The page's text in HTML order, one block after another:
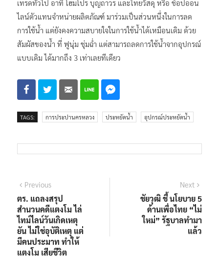
เทรดทั่วไป อาทิ โฮมโปร บุญถาวร และไทยวัสดุ หรือ ช้อปออน
ไลน์ตัวแทนจำหน่ายผลิตภัณฑ์ มาร่วมเป็นส่วนหนึ่งในการลด
การใช้น้ำ แต่ยังคงความสบายใจในการใช้น้ำได้เหมือนเดิม ด้วย
สัมผัสของน้ำ ที่ ฟูนุ่ม ชุ่มฉ่ำ แต่สามารถลดการใช้น้ำจากอุปกรณ์
แบบเดิม ได้มากถึง 3 เท่าเลยทีเดียว
TAGS: การประปานครหลวง ประหยัดน้ำ อุปกรณ์ประหยัดน้ำ
แนะแนว
เรื่อง
PreviousPrevious
post:
ตร. แถลงสรุป
สำนวนคดีแตงโม ไล่
ไทม์ไลน์วันเกิดเหตุ
ยัน ไม่ใช่อุบัติเหตุ แต่
มีคนประมาท ทำให้
แตงโม เสียชีวิต
Next
post:
ชัยวุฒิ ชี้ นโยบาย 5
ด้านเพื่อไทย “ไม่
ใหม่” รัฐบาลทำมา
แล้ว